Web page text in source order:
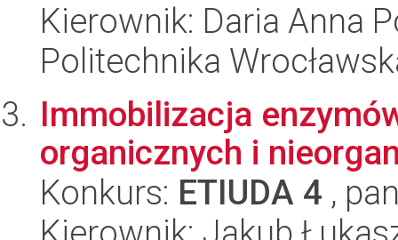
Kierownik: Daria Anna
Politechnika
Immobilizacja
organicznych i
Konkurs: ETIUDA 4 ,